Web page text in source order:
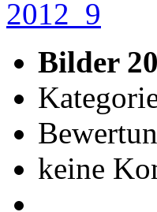
Bilder
keine